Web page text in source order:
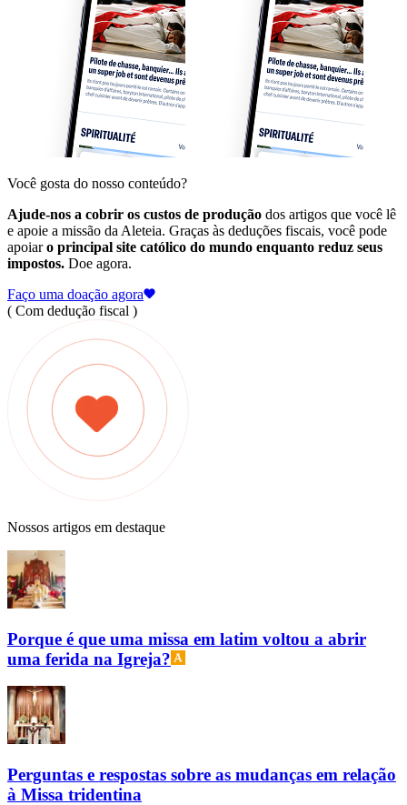
Você gosta do nosso conteúdo?
Ajude-nos a cobrir os custos de produção dos artigos que você lê
e apoie a missão da Aleteia. Graças às deduções fiscais, você pode
apoiaro principal site católico do mundo enquanto reduz seus
impostos. Doe agora.
Faço uma doação agora
( Com dedução fiscal )
Nossos artigos em destaque
Porque é que uma missa em latim voltou a abrir
uma ferida na Igreja?
Perguntas e respostas sobre as mudanças em relação
à Missa tridentina